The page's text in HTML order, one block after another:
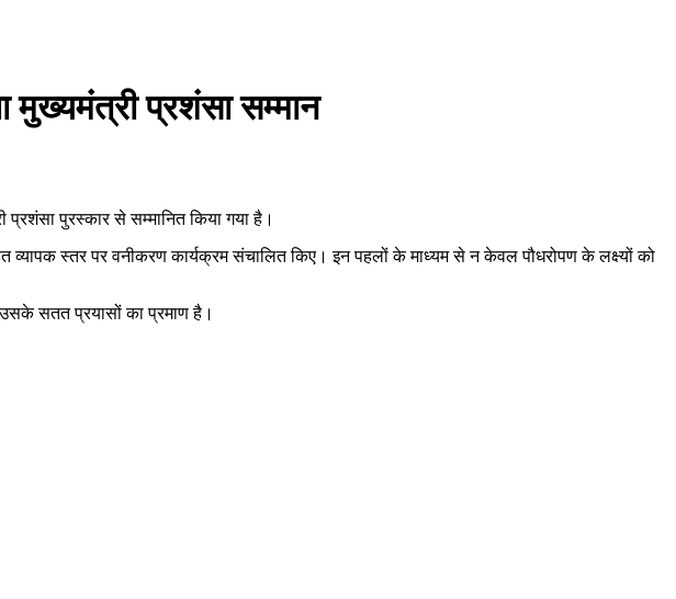
मुख्यमंत्री प्रशंसा सम्मान
प्रशंसा पुरस्कार से सम्मानित किया गया है।
व्यापक स्तर पर वनीकरण कार्यक्रम संचालित किए। इन पहलों के माध्यम से न केवल पौधरोपण के लक्ष्यों को
उसके सतत प्रयासों का प्रमाण है।